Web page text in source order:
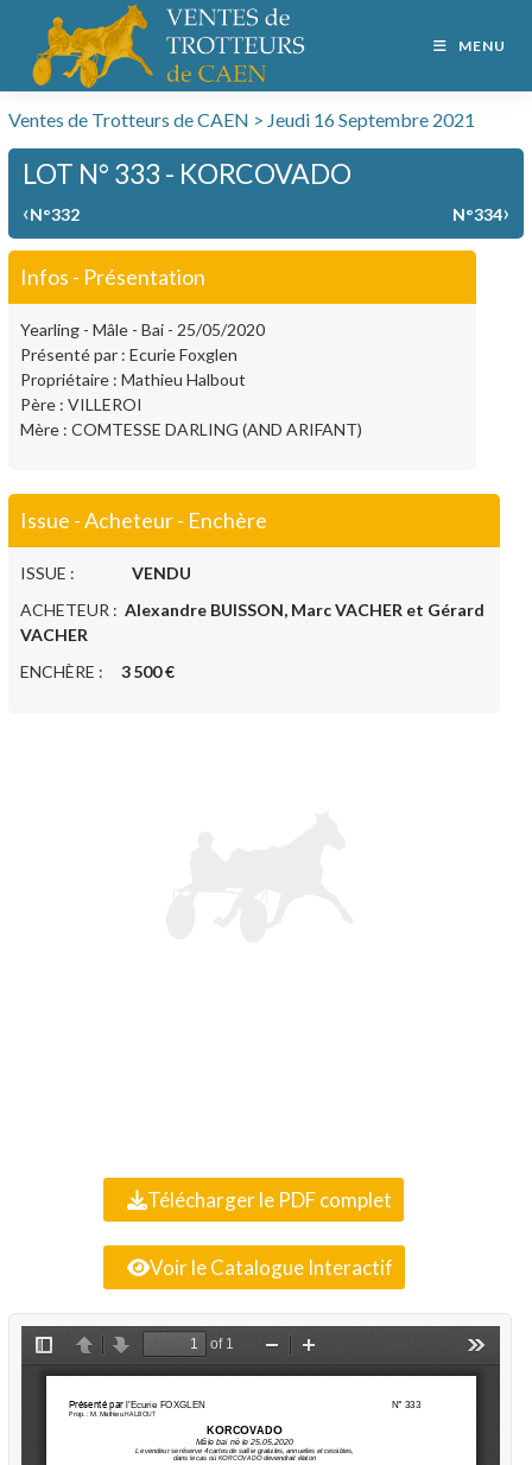
MENU
Ventes de Trotteurs de CAEN > Jeudi 16 Septembre 2021
LOT N° 333 - KORCOVADO
‹N°332 N°334›
Infos - Présentation
Yearling - Mâle - Bai - 25/05/2020
Présenté par : Ecurie Foxglen
Propriétaire : Mathieu Halbout
Père : VILLEROI
Mère : COMTESSE DARLING (AND ARIFANT)
Issue - Acheteur - Enchère
ISSUE : VENDU
ACHETEUR : Alexandre BUISSON, Marc VACHER et Gérard
VACHER
ENCHÈRE : 3 500 €
Télécharger le PDF complet
Voir le Catalogue Interactif